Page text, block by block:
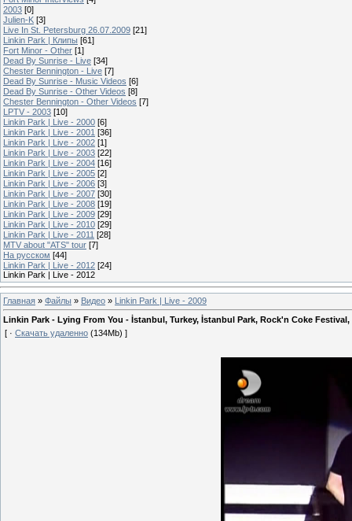
2003 [0]
Julien-K [3]
Live In St. Petersburg 26.07.2009 [21]
Linkin Park | Клипы [61]
Fort Minor - Other [1]
Dead By Sunrise - Live [34]
Chester Bennington - Live [7]
Dead By Sunrise - Music Videos [6]
Dead By Sunrise - Other Videos [8]
Chester Bennington - Other Videos [7]
LPTV - 2003 [10]
Linkin Park | Live - 2000 [6]
Linkin Park | Live - 2001 [36]
Linkin Park | Live - 2002 [1]
Linkin Park | Live - 2003 [22]
Linkin Park | Live - 2004 [16]
Linkin Park | Live - 2005 [2]
Linkin Park | Live - 2006 [3]
Linkin Park | Live - 2007 [30]
Linkin Park | Live - 2008 [19]
Linkin Park | Live - 2009 [29]
Linkin Park | Live - 2010 [29]
Linkin Park | Live - 2011 [28]
MTV about "ATS" tour [7]
На русском [44]
Linkin Park | Live - 2012 [24]
Linkin Park | Live - 2012
Главная » Файлы » Видео » Linkin Park | Live - 2009
Linkin Park - Lying From You - İstanbul, Turkey, İstanbul Park, Rock'n Coke Festival,
[ · Скачать удаленно (134Mb) ]